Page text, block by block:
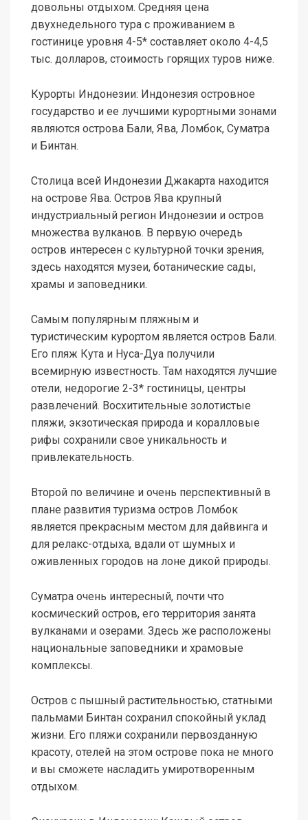
довольны отдыхом. Средняя цена
двухнедельного тура с проживанием в
гостинице уровня 4-5* составляет около 4-4,5
тыс. долларов, стоимость горящих туров ниже.
Курорты Индонезии: Индонезия островное
государство и ее лучшими курортными зонами
являются острова Бали, Ява, Ломбок, Суматра
и Бинтан.
Столица всей Индонезии Джакарта находится
на острове Ява. Остров Ява крупный
индустриальный регион Индонезии и остров
множества вулканов. В первую очередь
остров интересен с культурной точки зрения,
здесь находятся музеи, ботанические сады,
храмы и заповедники.
Самым популярным пляжным и
туристическим курортом является остров Бали.
Его пляж Кута и Нуса-Дуа получили
всемирную известность. Там находятся лучшие
отели, недорогие 2-3* гостиницы, центры
развлечений. Восхитительные золотистые
пляжи, экзотическая природа и коралловые
рифы сохранили свое уникальность и
привлекательность.
Второй по величине и очень перспективный в
плане развития туризма остров Ломбок
является прекрасным местом для дайвинга и
для релакс-отдыха, вдали от шумных и
оживленных городов на лоне дикой природы.
Суматра очень интересный, почти что
космический остров, его территория занята
вулканами и озерами. Здесь же расположены
национальные заповедники и храмовые
комплексы.
Остров с пышный растительностью, статными
пальмами Бинтан сохранил спокойный уклад
жизни. Его пляжи сохранили первозданную
красоту, отелей на этом острове пока не много
и вы сможете насладить умиротворенным
отдыхом.